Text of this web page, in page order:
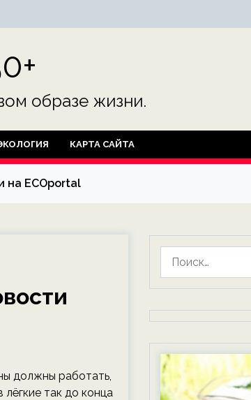
образе жизни.
КАРТА САЙТА
на ECOportal
должны работать,
так до конца